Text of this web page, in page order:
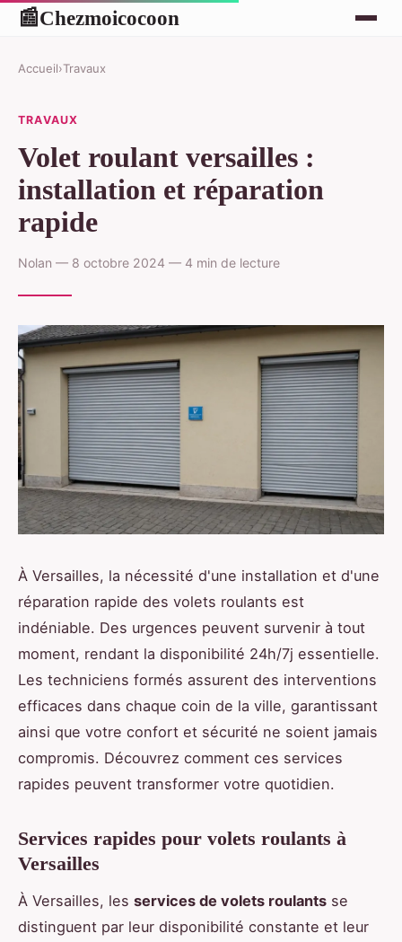
📰Chezmoicocoon
Accueil›Travaux
TRAVAUX
Volet roulant versailles :
installation et réparation
rapide
Nolan — 8 octobre 2024 — 4 min de lecture
À Versailles, la nécessité d'une installation et d'une
réparation rapide des volets roulants est
indéniable. Des urgences peuvent survenir à tout
moment, rendant la disponibilité 24h/7j essentielle.
Les techniciens formés assurent des interventions
efficaces dans chaque coin de la ville, garantissant
ainsi que votre confort et sécurité ne soient jamais
compromis. Découvrez comment ces services
rapides peuvent transformer votre quotidien.
Services rapides pour volets roulants à
Versailles
À Versailles, les services de volets roulants se
distinguent par leur disponibilité constante et leur